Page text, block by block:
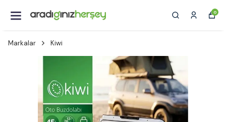
0
Markalar Kiwi